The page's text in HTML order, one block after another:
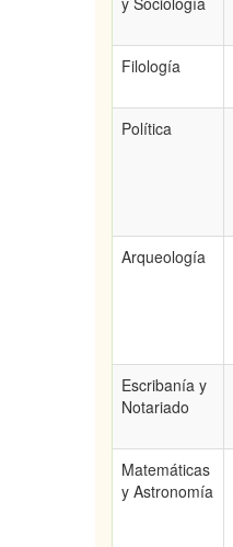
Filología
Política
Arqueología
Escribanía y
Notariado
Matemáticas
y Astronomía